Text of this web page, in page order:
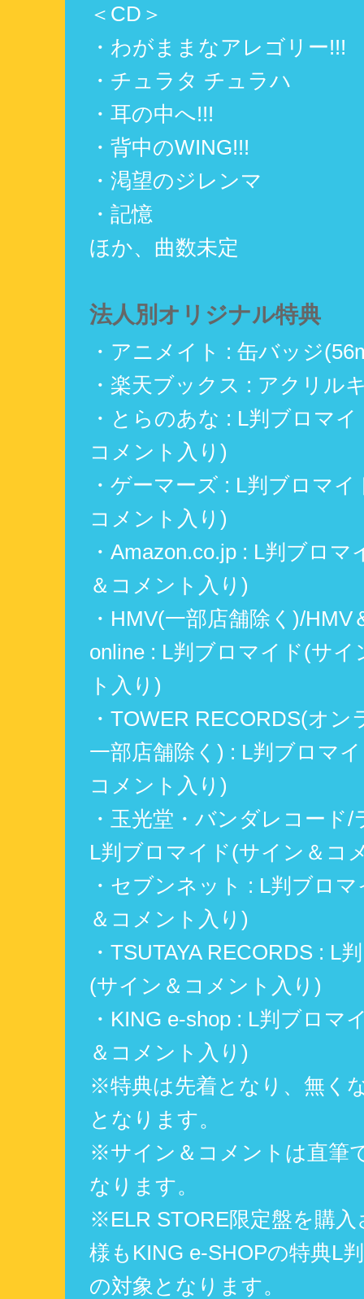
＜CD＞
・わがままなアレゴリー!!!
・チュラタ チュラハ
・耳の中へ!!!
・背中のWING!!!
・渇望のジレンマ
・記憶
ほか、曲数未定
法人別オリジナル特典
・アニメイト : 缶バッジ
・楽天ブックス : アクリル
・とらのあな : L判ブロマ
コメント入り)
・ゲーマーズ : L判ブロマ
コメント入り)
・Amazon.co.jp : L判ブロ
＆コメント入り)
・HMV(一部店舗除く)/HMV
online : L判ブロマイド(サイ
ト入り)
・TOWER RECORDS(オン
一部店舗除く) : L判ブロマ
コメント入り)
・玉光堂・バンダレコード/
L判ブロマイド(サイン＆コ
・セブンネット : L判ブロ
＆コメント入り)
・TSUTAYA RECORDS : L
(サイン＆コメント入り)
・KING e-shop : L判ブロマ
＆コメント入り)
※特典は先着となり、無く
となります。
※サイン＆コメントは直筆
なります。
※ELR STORE限定盤を購入
様もKING e-SHOPの特典L
の対象となります。